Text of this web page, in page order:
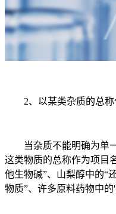
2、以某类杂质的总称
当杂质不能明确为单一
这类物质的总称作为项目
他生物碱”、山梨醇中的“
物质”、许多原料药物中